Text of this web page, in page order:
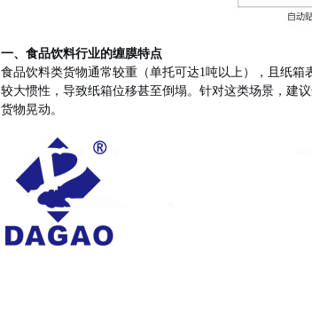
一、食品饮料行业的缠膜特点
食品饮料类货物通常较重（单托可达1吨以上），且纸箱
较大惯性，导致纸箱位移甚至倒塌。针对这类场景，建
货物晃动。